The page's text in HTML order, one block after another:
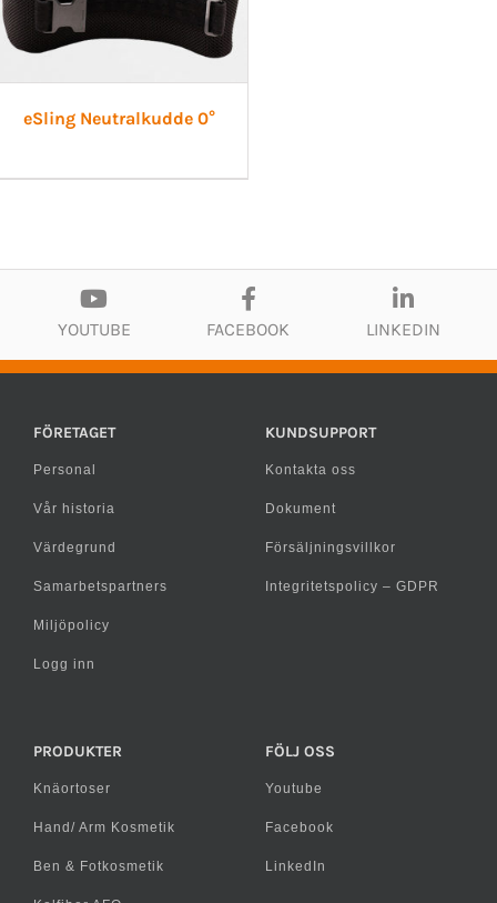
eSling Neutralkudde 0°
YOUTUBE FACEBOOK LINKEDIN
FÖRETAGET
Personal
Vår historia
Värdegrund
Samarbetspartners
Miljöpolicy
Logg inn
KUNDSUPPORT
Kontakta oss
Dokument
Försäljningsvillkor
Integritetspolicy – GDPR
PRODUKTER
Knäortoser
Hand/ Arm Kosmetik
Ben & Fotkosmetik
FÖLJ OSS
Youtube
Facebook
LinkedIn